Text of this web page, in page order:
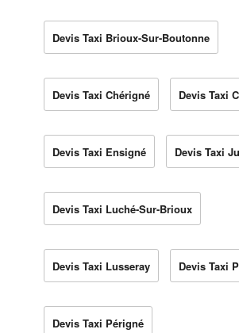
Devis Taxi Brioux-Sur-Boutonne
Devis Taxi Chérigné Devis Taxi
Devis Taxi Ensigné Devis Taxi
Devis Taxi Luché-Sur-Brioux
Devis Taxi Lusseray Devis Taxi
Devis Taxi Périgné